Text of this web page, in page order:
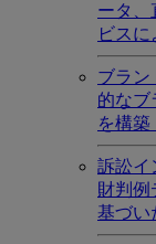
ータ、
ビス
ブラン
的なブ
を構築
訴訟イ
財判例
基づい